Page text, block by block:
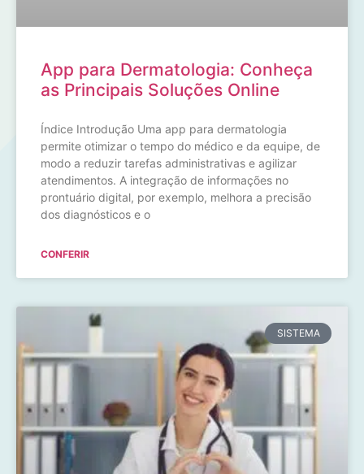
App para Dermatologia: Conheça
as Principais Soluções Online
Índice Introdução Uma app para dermatologia
permite otimizar o tempo do médico e da equipe, de
modo a reduzir tarefas administrativas e agilizar
atendimentos. A integração de informações no
prontuário digital, por exemplo, melhora a precisão
dos diagnósticos e o
CONFERIR
SISTEMA